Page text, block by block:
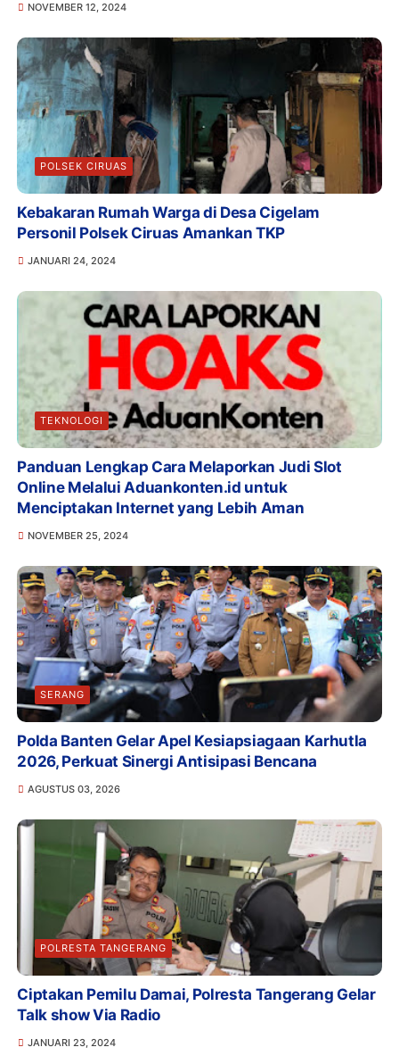
NOVEMBER 12, 2024
POLSEK CIRUAS
Kebakaran Rumah Warga di Desa Cigelam
Personil Polsek Ciruas Amankan TKP
JANUARI 24, 2024
TEKNOLOGI
Panduan Lengkap Cara Melaporkan Judi Slot
Online Melalui Aduankonten.id untuk
Menciptakan Internet yang Lebih Aman
NOVEMBER 25, 2024
SERANG
Polda Banten Gelar Apel Kesiapsiagaan Karhutla
2026, Perkuat Sinergi Antisipasi Bencana
AGUSTUS 03, 2026
POLRESTA TANGERANG
Ciptakan Pemilu Damai, Polresta Tangerang Gelar
Talk show Via Radio
JANUARI 23, 2024